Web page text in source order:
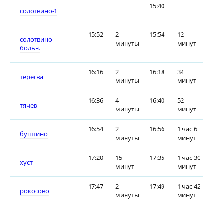
солотвино-1
15:40
солотвино-
больн.
15:52
2
минуты
15:54
12
минут
тересва
16:16
2
минуты
16:18
34
минут
тячев
16:36
4
минуты
16:40
52
минут
буштино
16:54
2
минуты
16:56
1 час 6
минут
хуст
17:20
15
минут
17:35
1 час 30
минут
рокосово
17:47
2
минуты
17:49
1 час 42
минут